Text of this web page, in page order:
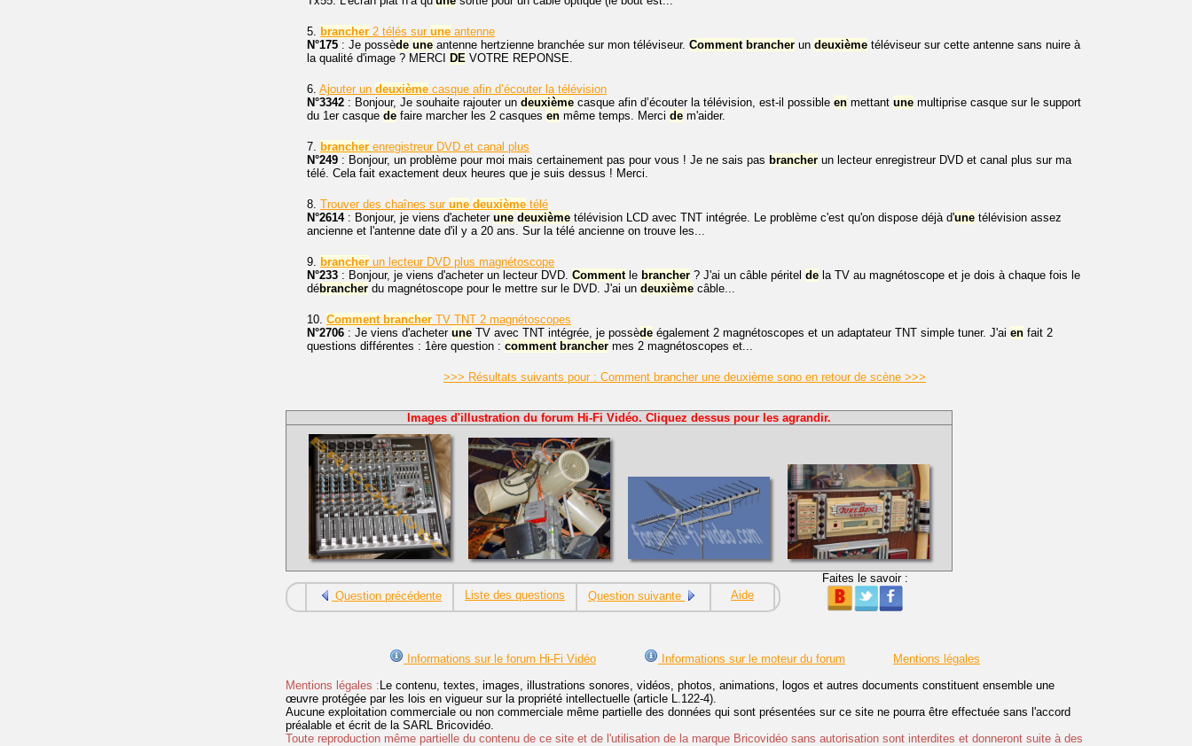
5. brancher 2 télés sur une antenne
N°175 : Je possède une antenne hertzienne branchée sur mon téléviseur. Comment brancher un deuxième téléviseur sur cette antenne sans nuire à
la qualité d'image ? MERCI
DE VOTRE REPONSE.
6. Ajouter un deuxième casque afin d’écouter la télévision
N°3342 : Bonjour, Je souhaite rajouter un deuxième casque afin d’écouter la télévision, est-il possible en mettant une multiprise casque sur le support
du 1er casque de faire marcher les 2 casques en même temps. Merci de m'aider.
7. brancher enregistreur DVD et canal plus
N°249 : Bonjour, un problème pour moi mais certainement pas pour vous ! Je ne sais pas brancher un lecteur enregistreur DVD et canal plus sur ma
télé. Cela fait exactement deux heures que je suis dessus ! Merci.
8. Trouver des chaînes sur une deuxième télé
N°2614: Bonjour, je viens d'acheter une deuxième télévision LCD avec TNT intégrée. Le problème c'est qu'on dispose déjà d'une télévision assez
ancienne et l'antenne date d'il y a 20 ans. Sur la télé ancienne on trouve les...
9. brancher un lecteur DVD plus magnétoscope
N°233 : Bonjour, je viens d'acheter un lecteur DVD. Commentle brancher ? J'ai un câble péritel de la TV au magnétoscope et je dois à chaque fois le
débrancher du magnétoscope pour le mettre sur le DVD. J'ai un deuxième câble...
10. Comment brancher TV TNT 2 magnétoscopes
N°2706 : Je viens d'acheter une TV avec TNT intégrée, je possède également 2 magnétoscopes et un adaptateur TNT simple tuner. J'ai en fait 2
questions différentes : 1ère question : comment brancher mes 2 magnétoscopes et...
>>> Résultats suivants pour : Comment brancher une deuxième sono en retour de scène >>>
Images d'illustration du forum Hi-Fi Vidéo. Cliquez dessus pour les agrandir.
Question précédente Liste des questions Question suivante Aide
Faites le savoir :
Informations sur le forum Hi-Fi Vidéo Informations sur le moteur du forum
Mentions légales
Mentions légales : Le contenu, textes, images, illustrations sonores, vidéos, photos, animations, logos et autres documents constituent ensemble une
œuvre protégée par les lois en vigueur sur la propriété intellectuelle (article L.122-4).
Aucune exploitation commerciale ou non commerciale même partielle des données qui sont présentées sur ce site ne pourra être effectuée sans l'accord
préalable et écrit de la SARL Bricovidéo.
Toute reproduction même partielle du contenu de ce site et de l'utilisation de la marque Bricovidéo sans autorisation sont interdites et donneront suite à des